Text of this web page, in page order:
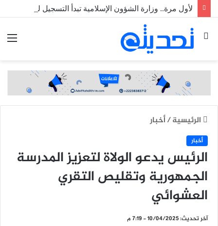
بحث
عن
الرئيسية/أخبار
أخبار
الرئيس يدعو الولاة لتعزيز المدرسة
الجمهورية وتقليص التقري
العشوائي
آخر تحديث: 10/04/2025 - 7:19 م